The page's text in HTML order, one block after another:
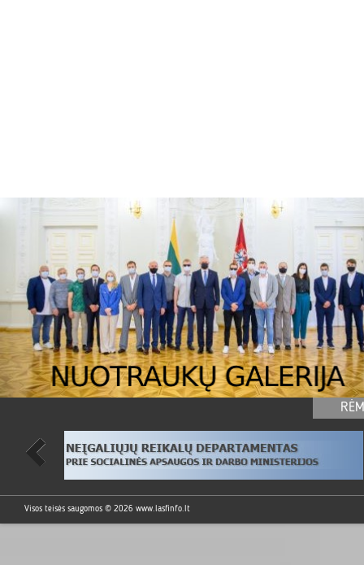
Visos teisės saugomos © 2026 www.lasfinfo.lt